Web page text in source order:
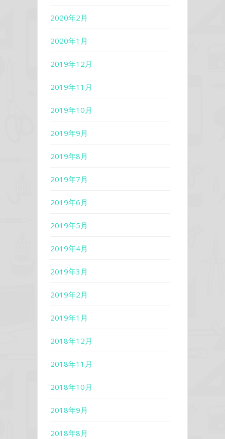
2020年2月
2020年1月
2019年12月
2019年11月
2019年10月
2019年9月
2019年8月
2019年7月
2019年6月
2019年5月
2019年4月
2019年3月
2019年2月
2019年1月
2018年12月
2018年11月
2018年10月
2018年9月
2018年8月